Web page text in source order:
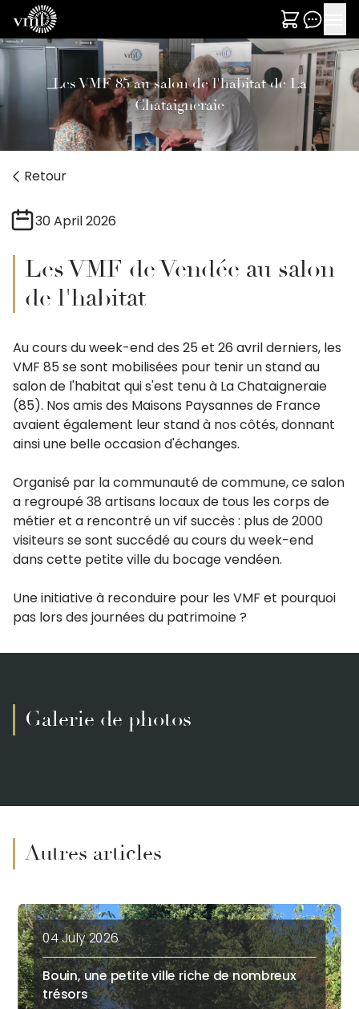
Les VMF 85 au salon de l'habitat de La
Chataigneraie
Retour
30 April 2026
Les VMF de Vendée au salon
de l'habitat
Au cours du week-end des 25 et 26 avril derniers, les
VMF 85 se sont mobilisées pour tenir un stand au
salon de l'habitat qui s'est tenu à La Chataigneraie
(85). Nos amis des Maisons Paysannes de France
avaient également leur stand à nos côtés, donnant
ainsi une belle occasion d'échanges.
Organisé par la communauté de commune, ce salon
a regroupé 38 artisans locaux de tous les corps de
métier et a rencontré un vif succès : plus de 2000
visiteurs se sont succédé au cours du week-end
dans cette petite ville du bocage vendéen.
Une initiative à reconduire pour les VMF et pourquoi
pas lors des journées du patrimoine ?
Galerie de photos
Autres articles
04 July 2026
Bouin, une petite ville riche de nombreux
trésors